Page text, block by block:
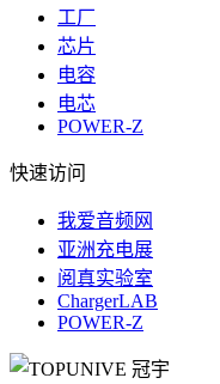
工厂
芯片
电容
电芯
POWER-Z
快速访问
我爱音频网
亚洲充电展
阅真实验室
ChargerLAB
POWER-Z